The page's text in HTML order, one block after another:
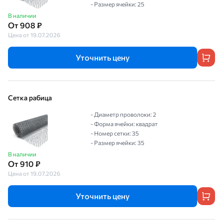
В наличии
От 908 ₽
Цена от 19.07.2026
- Размер ячейки: 25
Уточнить цену
Сетка рабица
В наличии
От 910 ₽
Цена от 19.07.2026
- Диаметр проволоки: 2
- Форма ячейки: квадрат
- Номер сетки: 35
- Размер ячейки: 35
Уточнить цену